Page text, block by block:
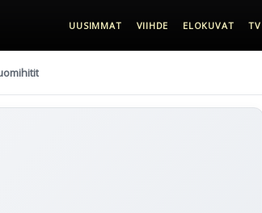
UUSIMMAT VIIHDE ELOKUVAT TV